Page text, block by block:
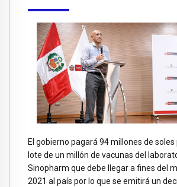
El gobierno pagará 94 millones de
lote de un millón de vacunas del
Sinopharm que debe llegar a fines del
2021 al país por lo que se emitirá un